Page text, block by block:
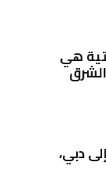
هي
دبي،